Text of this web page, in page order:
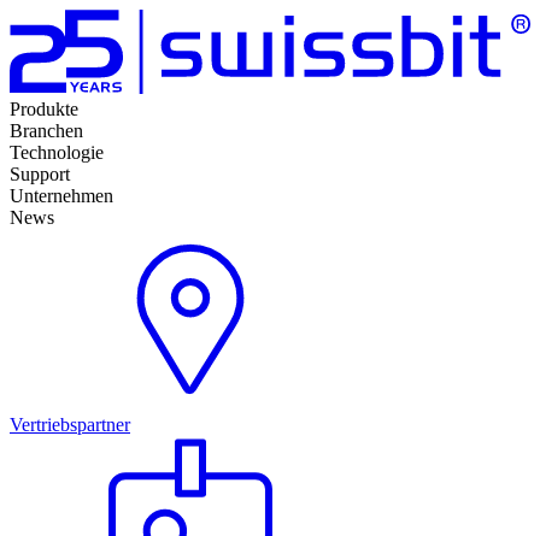
Produkte
Branchen
Technologie
Support
Unternehmen
News
Vertriebspartner